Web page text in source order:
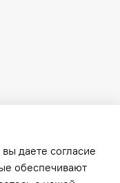
даете согласие
обеспечивают